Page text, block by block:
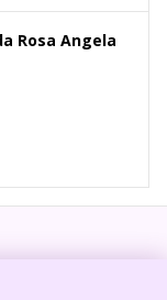
Rosa Angela